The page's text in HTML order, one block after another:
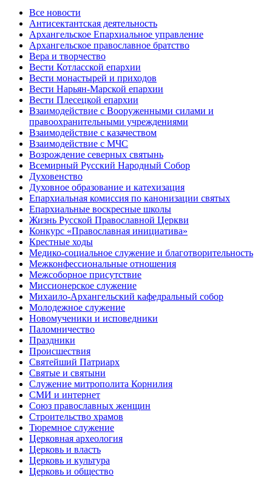
Все новости
Антисектантская деятельность
Архангельское Епархиальное управление
Архангельское православное братство
Вера и творчество
Вести Котласской епархии
Вести монастырей и приходов
Вести Нарьян-Марской епархии
Вести Плесецкой епархии
Взаимодействие с Вооруженными силами и
правоохранительными учреждениями
Взаимодействие с казачеством
Взаимодействие с МЧС
Возрождение северных святынь
Всемирный Русский Народный Собор
Духовенство
Духовное образование и катехизация
Епархиальная комиссия по канонизации святых
Епархиальные воскресные школы
Жизнь Русской Православной Церкви
Конкурс «Православная инициатива»
Крестные ходы
Медико-социальное служение и благотворительность
Межконфессиональные отношения
Межсоборное присутствие
Миссионерское служение
Михаило-Архангельский кафедральный собор
Молодежное служение
Новомученики и исповедники
Паломничество
Праздники
Происшествия
Святейший Патриарх
Святые и святыни
Служение митрополита Корнилия
СМИ и интернет
Союз православных женщин
Строительство храмов
Тюремное служение
Церковная археология
Церковь и власть
Церковь и культура
Церковь и общество